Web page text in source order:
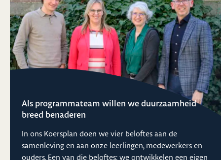
Als programmateam willen we duurzaamheid
breed benaderen
In ons Koersplan doen we vier beloftes aan de
samenleving en aan onze leerlingen, medewerkers en
ouders. Een van die beloftes: we ontwikkelen een eigen